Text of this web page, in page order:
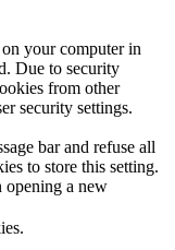
your computer in
Due to security
from other
security settings.
bar and refuse all
to store this setting.
opening a new